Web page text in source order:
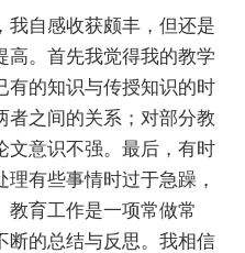
我自感收获颇丰，但还是
高。首先我觉得我的教学
有的知识与传授知识的时
者之间的关系；对部分教
文意识不强。最后，有时
有些事情时过于急躁，
教育工作是一项常做常
断的总结与反思。我相信